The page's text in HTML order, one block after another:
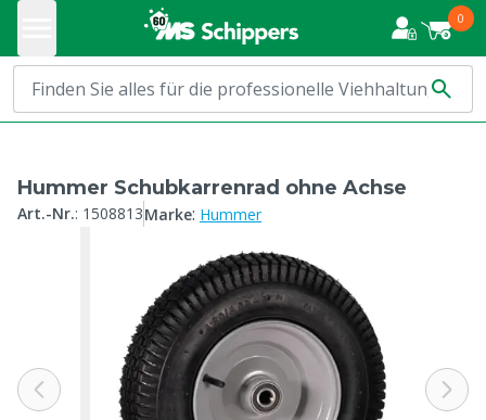
0
Hummer Schubkarrenrad ohne Achse
Art.-Nr.: 1508813Marke: Hummer